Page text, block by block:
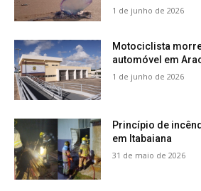
1 de junho de 2026
Motociclista
automóvel em
1 de junho de 2026
Princípio de
em Itabaiana
31 de maio de 2026